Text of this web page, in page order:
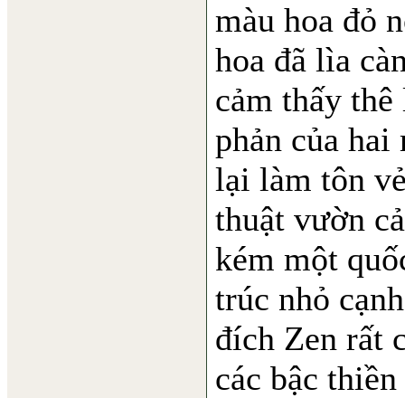
màu hoa đỏ
hoa đã lìa
cảm thấy
phản của
lại làm tôn
thuật vườn
kém một
trúc nhỏ
đích Zen rất
các bậc